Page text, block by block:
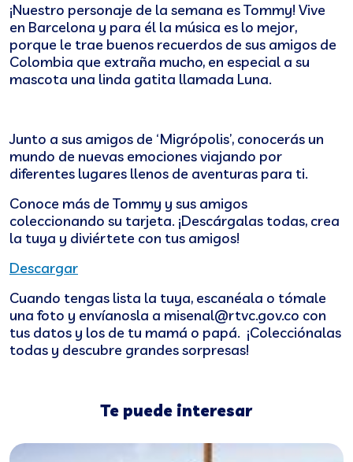
¡Nuestro personaje de la semana es Tommy! Vive
en Barcelona y para él la música es lo mejor,
porque le trae buenos recuerdos de sus amigos de
Colombia que extraña mucho, en especial a su
mascota una linda gatita llamada Luna.
Junto a sus amigos de ‘Migrópolis’, conocerás un
mundo de nuevas emociones viajando por
diferentes lugares llenos de aventuras para ti.
Conoce más de Tommy y sus amigos
coleccionando su tarjeta. ¡Descárgalas todas, crea
la tuya y diviértete con tus amigos!
Descargar
Cuando tengas lista la tuya, escanéala o tómale
una foto y envíanosla a misenal@rtvc.gov.co con
tus datos y los de tu mamá o papá. ¡Colecciónalas
todas y descubre grandes sorpresas!
Te puede interesar